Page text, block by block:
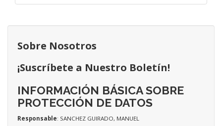
Sobre Nosotros
¡Suscríbete a Nuestro Boletín!
INFORMACIÓN BÁSICA SOBRE
PROTECCIÓN DE DATOS
Responsable: SANCHEZ GUIRADO, MANUEL